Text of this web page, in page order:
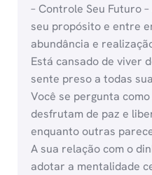
– Controle Seu Futuro
seu propósito e entre
abundância e
Está cansado de viver
sente preso a todas
Você se pergunta
desfrutam de paz e
enquanto outras
A sua relação com o
adotar a mentalidade